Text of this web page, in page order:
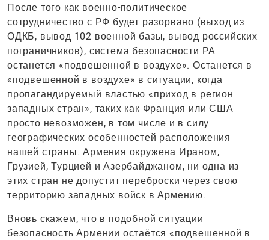
После того как военно-политическое
сотрудничество с РФ будет разорвано (выход из
ОДКБ, вывод 102 военной базы, вывод российских
пограничников), система безопасности РА
останется «подвешенной в воздухе». Останется в
«подвешенной в воздухе» в ситуации, когда
пропагандируемый властью «приход в регион
западных стран», таких как Франция или США
просто невозможен, в том числе и в силу
географических особенностей расположения
нашей страны. Армения окружена Ираном,
Грузией, Турцией и Азербайджаном, ни одна из
этих стран не допустит переброски через свою
территорию западных войск в Армению.
Вновь скажем, что в подобной ситуации
безопасность Армении остаётся «подвешенной в